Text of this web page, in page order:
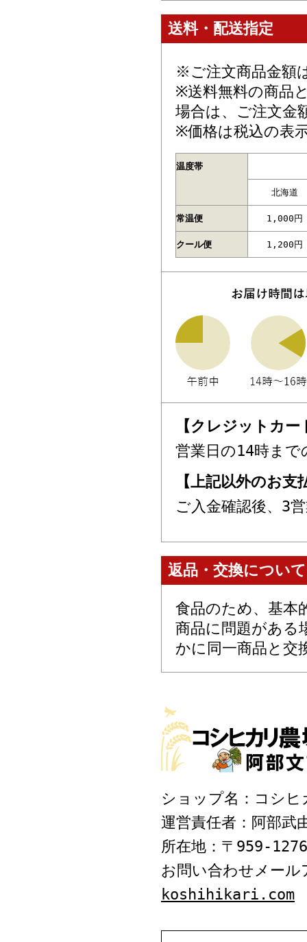
送料・配送指定
※ご注文商品金額
※送料無料の商品
場合は、ご注文金
※価格は税込の表
温度帯
北海道
常温便 1,000円
クール便 1,200円
【クレジットカ
営業日の14時まで
【上記以外のお支
ご入金確認後、3
返品・交換について
食品のため、基本
商品に問題がある
かに同一商品と交
ショップ名：コシ
運営責任者：阿部武
所在地：〒959-
お問い合わせメール
koshihikari.com